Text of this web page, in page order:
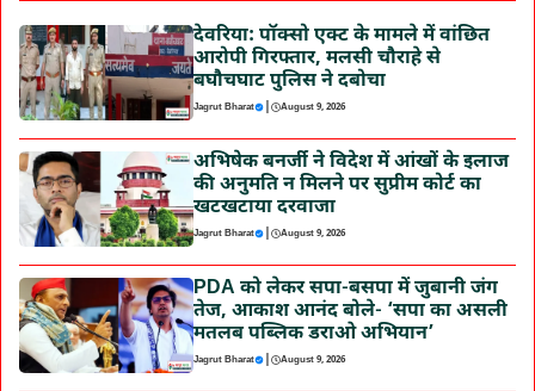
देवरिया: पॉक्सो एक्ट के मामले में वांछित
आरोपी गिरफ्तार, मलसी चौराहे से
बघौचघाट पुलिस ने दबोचा
Jagrut Bharat | August 9, 2026
अभिषेक बनर्जी ने विदेश में आंखों के इलाज
की अनुमति न मिलने पर सुप्रीम कोर्ट का
खटखटाया दरवाजा
Jagrut Bharat | August 9, 2026
PDA को लेकर सपा-बसपा में जुबानी जंग
तेज, आकाश आनंद बोले- ‘सपा का असली
मतलब पब्लिक डराओ अभियान’
Jagrut Bharat | August 9, 2026